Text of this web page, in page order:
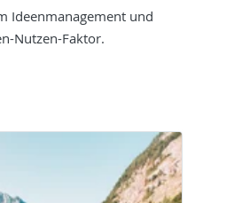
Ideenmanagement und
Nutzen-Faktor.